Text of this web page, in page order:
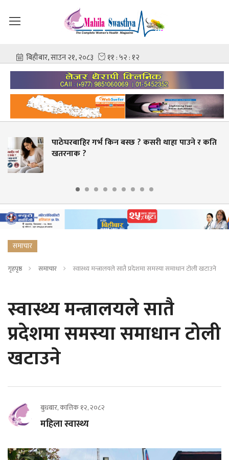
किन बस्छ ? कसरी थाहा पाउने र कति
स्वास्थ्य
समाचार
गृहपृष्ठ समाचार स्वास्थ्य मन्त्रालयले सातै प्रदेशमा समस्या समाधान टोली खटाउने
स्वास्थ्य मन्त्रालयले सातै
प्रदेशमा समस्या समाधान टोली
खटाउने
बुधबार, कात्तिक १२, २०८२
महिला स्वास्थ्य